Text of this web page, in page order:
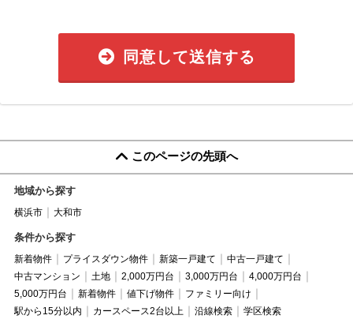
同意して送信する
このページの先頭へ
地域から探す
横浜市 大和市
条件から探す
新着物件 プライスダウン物件 新築一戸建て
中古一戸建て
中古マンション
土地 2,000万円台 3,000万円台
4,000万円台
5,000万円台
新着物件 値下げ物件
ファミリー向け
駅から15分以内
カースペース2台以上 沿線検索 学区検索